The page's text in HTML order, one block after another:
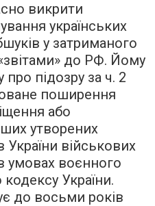
викрити
українських
у затриманого
до РФ. Йому
підозру за ч. 2
поширення
або
утворених
України військових
умовах воєнного
України.
до восьми років